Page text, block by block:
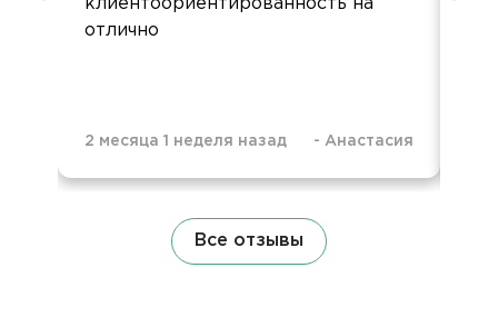
клиентоориентированность на
отлично
2 месяца 1 неделя назад - Анастасия
Все отзывы